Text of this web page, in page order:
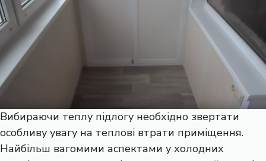
Вибираючи теплу підлогу необхідно звертати
особливу увагу на теплові втрати приміщення.
Найбільш вагомими аспектами у холодних